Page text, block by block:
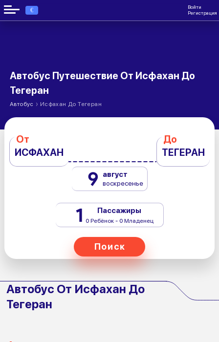
€
Войти
Регистрация
Автобус Путешествие От Исфахан До
Тегеран
Автобус › Исфахан До Тегеран
От
ИСФАХАН
До
ТЕГЕРАН
9 август
воскресенье
1 Пассажиры
0 Ребёнок - 0 Младенец
Поиск
Автобус От Исфахан До
Тегеран